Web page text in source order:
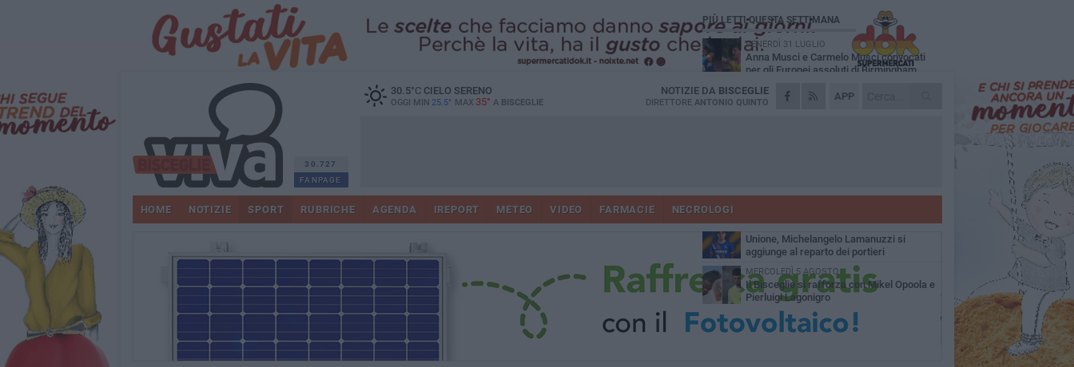
30.727
FANPAGE
30.5°CCIELO SERENO
OGGI MIN 25.5° MAX 35° A BISCEGLIE
APP
NOTIZIE DA BISCEGLIE
DIRETTORE ANTONIO QUINTO
HOME NOTIZIE SPORT RUBRICHE AGENDA IREPORT METEO VIDEO FARMACIE NECROLOGI
PIÙ LETTI QUESTA SETTIMANA
VENERDÌ 31 LUGLIO
Anna Musci e Carmelo Musci convocati
per gli Europei assoluti di Birmingham
LUNEDÌ 3 AGOSTO
Simone Franceschi, una solida certezza
Unione, in difesa arriva Francesco Lorusso
SABATO 1 AGOSTO
Unione, Michelangelo Lamanuzzi si
aggiunge al reparto dei portieri
MERCOLEDÌ 5 AGOSTO
Il Bisceglie si rafforza con Mikel Opoola e
Pierluigi Lagonigro